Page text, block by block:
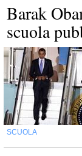
Barak
scuola
SCUOLA